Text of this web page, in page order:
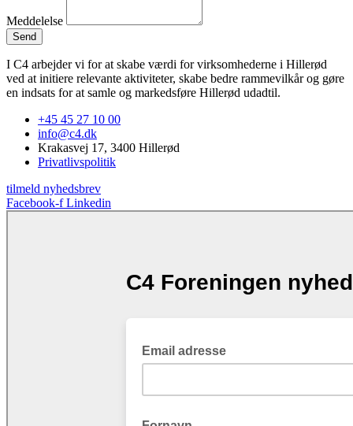
Meddelelse
Send
I C4 arbejder vi for at skabe værdi for virksomhederne i Hillerød
ved at initiere relevante aktiviteter, skabe bedre rammevilkår og gøre
en indsats for at samle og markedsføre Hillerød udadtil.
+45 45 27 10 00
info@c4.dk
Krakasvej 17, 3400 Hillerød
Privatlivspolitik
tilmeld nyhedsbrev
Facebook-f Linkedin